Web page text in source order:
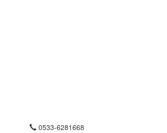
0533-6281668